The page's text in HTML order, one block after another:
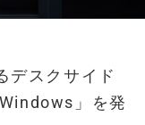
デスクサイド
」を発